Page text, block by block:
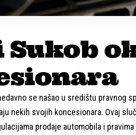
Sukob
se našao u središtu pravnog
nekih svojih koncesionara. Ovaj
prodaje automobila i